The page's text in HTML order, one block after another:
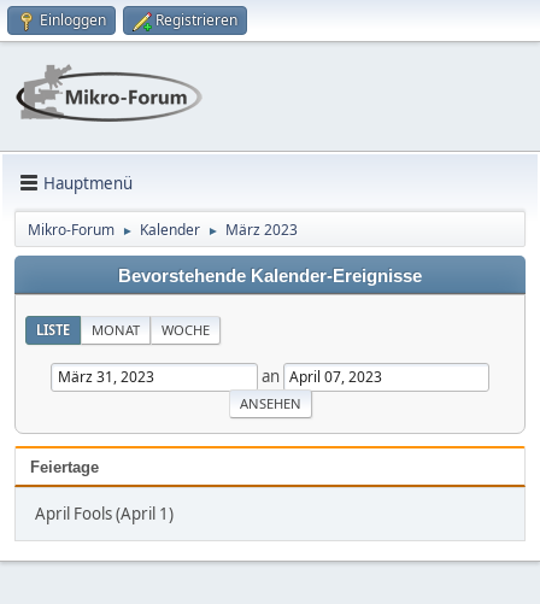
Einloggen Registrieren
Hauptmenü
Mikro-Forum ► Kalender ► März 2023
Bevorstehende Kalender-Ereignisse
LISTE MONAT WOCHE
an
Feiertage
April Fools (April 1)